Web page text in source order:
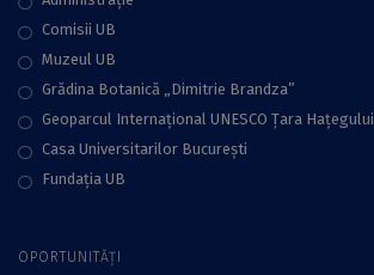
Comisii UB
Muzeul UB
Grădina Botanică „Dimitrie Brandza”
Geoparcul Internațional UNESCO Țara Hațegului
Casa Universitarilor București
Fundaţia UB
OPORTUNITĂȚI